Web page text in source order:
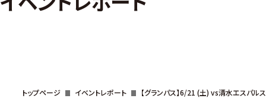
トップページ イベントレポート 【グランパス】6/21 (土) vs清水エスパルス